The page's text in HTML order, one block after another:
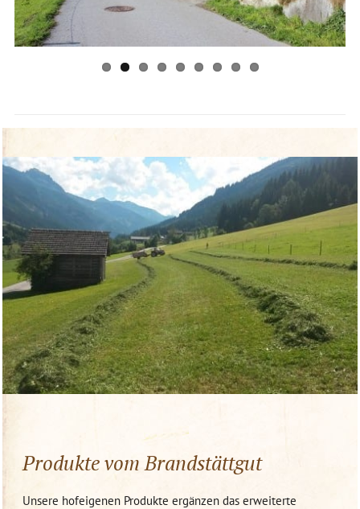
Produkte vom Brandstättgut
Unsere hofeigenen Produkte ergänzen das erweiterte